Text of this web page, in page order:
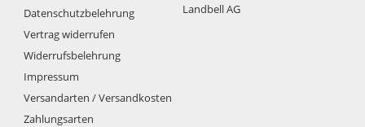
Datenschutzbelehrung
Vertrag widerrufen
Widerrufsbelehrung
Impressum
Versandarten / Versandkosten
Zahlungsarten
Landbell AG